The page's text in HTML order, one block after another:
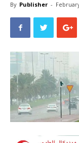
By Publisher -